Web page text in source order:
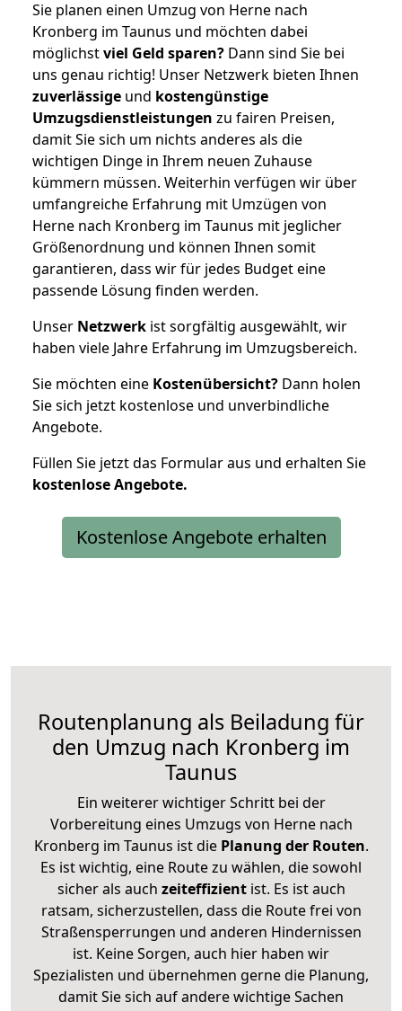
Sie planen einen Umzug von Herne nach
Kronberg im Taunus und möchten dabei
möglichstviel Geld sparen? Dann sind Sie bei
uns genau richtig! Unser Netzwerk bieten Ihnen
zuverlässige und kostengünstige
Umzugsdienstleistungen zu fairen Preisen,
damit Sie sich um nichts anderes als die
wichtigen Dinge in Ihrem neuen Zuhause
kümmern müssen. Weiterhin verfügen wir über
umfangreiche Erfahrung mit Umzügen von
Herne nach Kronberg im Taunus mit jeglicher
Größenordnung und können Ihnen somit
garantieren, dass wir für jedes Budget eine
passende Lösung finden werden.
Unser Netzwerk ist sorgfältig ausgewählt, wir
haben viele Jahre Erfahrung im Umzugsbereich.
Sie möchten eine Kostenübersicht? Dann holen
Sie sich jetzt kostenlose und unverbindliche
Angebote.
Füllen Sie jetzt das Formular aus und erhalten Sie
kostenloseAngebote.
Kostenlose Angebote erhalten
Routenplanung als Beiladung für
den Umzug nach Kronberg im
Taunus
Ein weiterer wichtiger Schritt bei der
Vorbereitung eines Umzugs von Herne nach
Kronberg im Taunus ist diePlanung der Routen.
Es ist wichtig, eine Route zu wählen, die sowohl
sicher als auch zeiteffizientist. Es ist auch
ratsam, sicherzustellen, dass die Route frei von
Straßensperrungen und anderen Hindernissen
ist. Keine Sorgen, auch hier haben wir
Spezialisten und übernehmen gerne die Planung,
damit Sie sich auf andere wichtige Sachen